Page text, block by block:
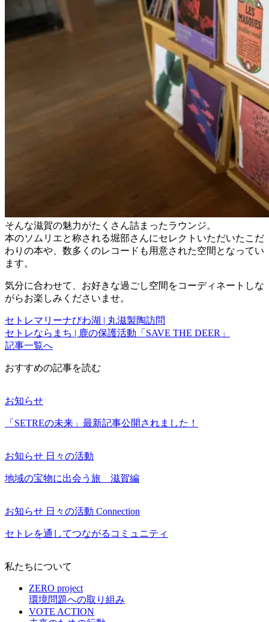
そんな滋賀の魅力がたくさん詰まったラウンジ。
本のソムリエと称される堀部さんにセレクトいただいたこだ
わりの本や、数多くのレコードも用意された空間となってい
ます。
気分に合わせて、お好きな過ごし空間をコーディネートしな
がらお楽しみくださいませ。
セトレマリーナびわ湖 | 丸滋製陶訪問
セトレならまち | 鹿の保護活動「SAVE THE DEER」
記事一覧へ
おすすめの記事を読む
お知らせ
「SETREの未来」最新記事公開されました！
お知らせ 日々の活動
地域の宝物に出会う旅 滋賀編
お知らせ 日々の活動 Connection
セトレを通してつながるコミュニティ
私たちについて
ZERO project
環境問題への取り組み
VOTE ACTION